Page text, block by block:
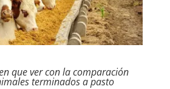
que ver con la comparación
terminados a pasto